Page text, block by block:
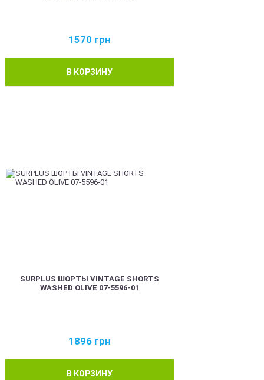
1570 грн
В КОРЗИНУ
SURPLUS ШОРТЫ VINTAGE SHORTS
WASHED OLIVE 07-5596-01
1896 грн
В КОРЗИНУ